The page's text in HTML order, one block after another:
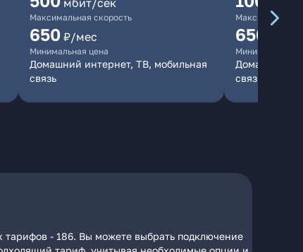
мбит/сек
Максимальная скорость
650 ₽/мес
Минимальная цена
Домашний интернет, ТВ, мобильная
связь
Максимальная
650
Минимальная
Домашний
связь
тарифов - 186. Вы можете выбрать подключение